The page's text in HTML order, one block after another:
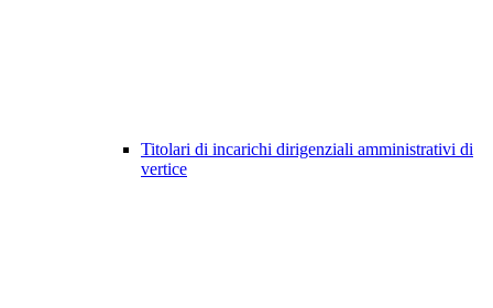
Titolari di incarichi dirigenziali amministrativi di
vertice